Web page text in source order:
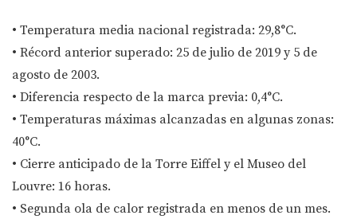
• Temperatura media nacional registrada: 29,8°C.
• Récord anterior superado: 25 de julio de 2019 y 5 de
agosto de 2003.
• Diferencia respecto de la marca previa: 0,4°C.
• Temperaturas máximas alcanzadas en algunas zonas:
40°C.
• Cierre anticipado de la Torre Eiffel y el Museo del
Louvre: 16 horas.
• Segunda ola de calor registrada en menos de un mes.